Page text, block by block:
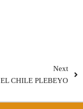
Next
EL CHILE PLEBEYO